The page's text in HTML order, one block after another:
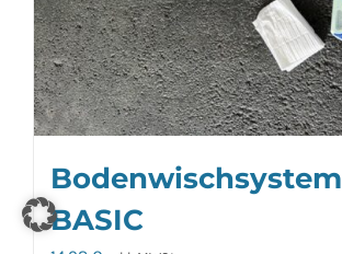
Bodenwischsystem
BASIC